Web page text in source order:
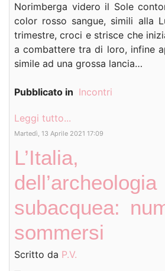
Norimberga videro il Sole
color rosso sangue, simili alla
trimestre, croci e strisce che
a combattere tra di loro, infine
simile ad una grossa lancia…
Pubblicato in Incontri
Leggi tutto...
Martedì, 13 Aprile 2021 17:09
L’Italia,
dell’archeologia
subacquea:
sommersi
Scritto da P.V.